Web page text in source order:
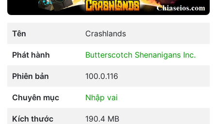
Tên Crashlands
Phát hành Butterscotch Shenanigans Inc.
Phiên bản 100.0.116
Chuyên mục Nhập vai
Kích thước 190.4 MB